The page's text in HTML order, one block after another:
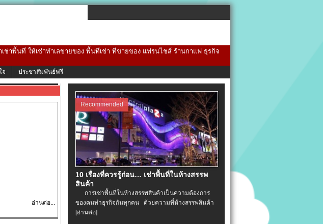
าพื้นที่ ให้เช่าทำเลขายของ พื้นที่เช่า ที่ขายของ แฟรนไชส์ ร้านกาแฟ ธุรกิจ
จ ประชาสัมพันธ์ฟรี
อ่านต่อ...
Recommended
10 เรื่องที่ควรรู้ก่อน… เช่าพื้นที่ในห้างสรรพ
สินค้า
การเช่าพื้นที่ในห้างสรรพสินค้าเป็นความต้องการ
ของคนทำธุรกิจกันทุกคน ด้วยความที่ห้างสรรพสินค้า
[อ่านต่อ]